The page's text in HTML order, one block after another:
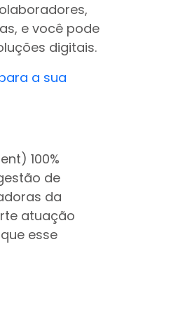
e você pode
digitais.
a sua
100%
de
da
atuação
esse